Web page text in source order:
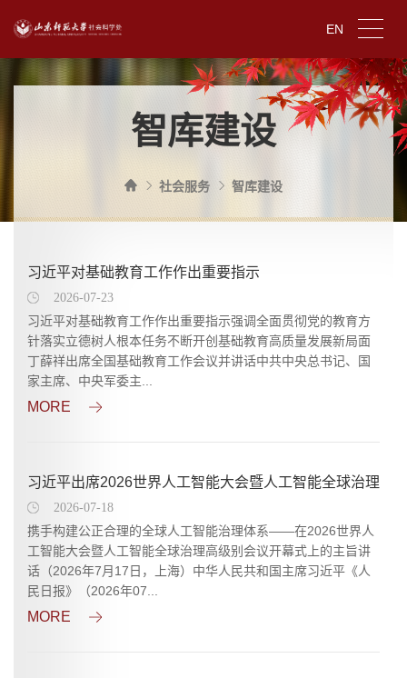
EN
智库建设
社会服务 智库建设
习近平对基础教育工作作出重要指示
2026-07-23
习近平对基础教育工作作出重要指示强调全面贯彻党的教育方
针落实立德树人根本任务不断开创基础教育高质量发展新局面
丁薛祥出席全国基础教育工作会议并讲话中共中央总书记、国
家主席、中央军委主...
MORE
习近平出席2026世界人工智能大会暨人工智能全球治理
高级别会议开幕式并发表主旨讲话
2026-07-18
携手构建公正合理的全球人工智能治理体系——在2026世界人
工智能大会暨人工智能全球治理高级别会议开幕式上的主旨讲
话（2026年7月17日，上海）中华人民共和国主席习近平《人
民日报》（2026年07...
MORE